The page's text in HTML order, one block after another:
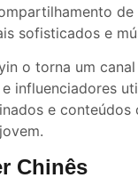
sofisticados e
o torna um
influenciadores
e
Chinês